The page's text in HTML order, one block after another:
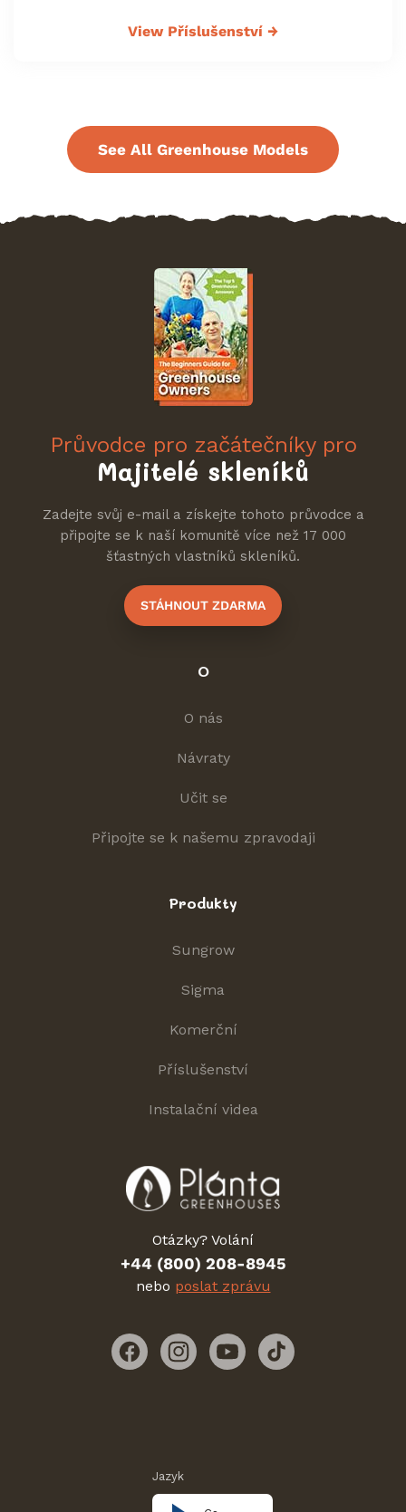
View Příslušenství →
See All Greenhouse Models
Průvodce pro začátečníky pro
Majitelé skleníků
Zadejte svůj e-mail a získejte tohoto průvodce a
připojte se k naší komunitě více než 17 000
šťastných vlastníků skleníků.
STÁHNOUT ZDARMA
O
O nás
Návraty
Učit se
Připojte se k našemu zpravodaji
Produkty
Sungrow
Sigma
Komerční
Příslušenství
Instalační videa
Otázky? Volání
+44 (800) 208-8945
nebo poslat zprávu
FacebookInstagramYouTubeTikTok
Jazyk